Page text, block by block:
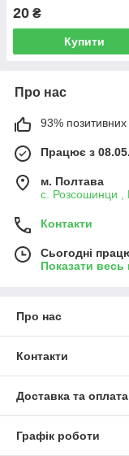
20 ₴
Купити
Про нас
93% позитивних
Працює з
м. Полтава
с. Розсошинци ,
Контакти
Сьогодні
Показати весь
Про нас
Контакти
Доставка та оплата
Графік роботи